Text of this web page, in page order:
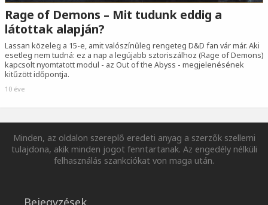
Rage of Demons – Mit tudunk eddig a
látottak alapján?
Lassan közeleg a 15-e, amit valószínűleg rengeteg D&D fan vár már. Aki
esetleg nem tudná: ez a nap a legújabb sztoriszálhoz (Rage of Demons)
kapcsolt nyomtatott modul - az Out of the Abyss - megjelenésének
kitűzött időpontja.
10 éve
Minden, az oldalon szereplő eredeti anyag a szerzők szellemi
tulajdona, akik minden jogot fenntartanak. Az engedély nélküli
felhasználás szankciókat von maga után.
Bejegyzések